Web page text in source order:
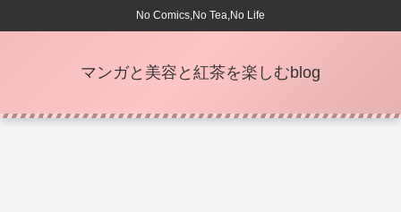
No Comics,No Tea,No Life
マンガと美容と紅茶を楽しむblog